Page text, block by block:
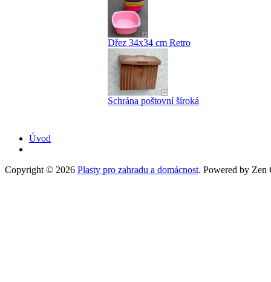
Dřez 34x34 cm Retro
Schrána poštovní šíroká
Úvod
Copyright © 2026 Plasty pro zahradu a domácnost. Powered by Zen